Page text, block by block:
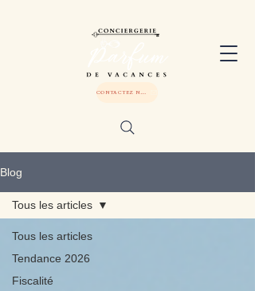
CONTACTEZ NOUS
Blog
Tous les articles
Tendance 2026
Fiscalité
Tous les articles